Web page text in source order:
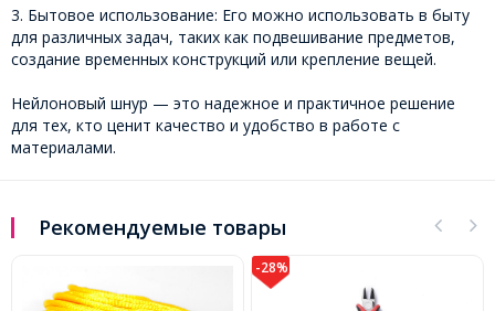
3. Бытовое использование: Его можно использовать в быту
для различных задач, таких как подвешивание предметов,
создание временных конструкций или крепление вещей.
Нейлоновый шнур — это надежное и практичное решение
для тех, кто ценит качество и удобство в работе с
материалами.
Рекомендуемые товары
-28%